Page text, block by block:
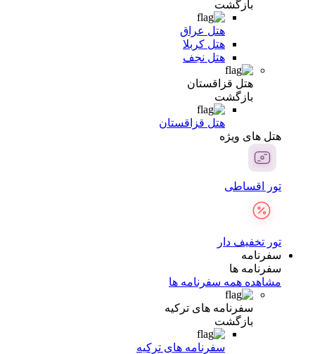
بازگشت
هتل عراق
هتل کربلا
هتل نجف
هتل قزاقستان
بازگشت
هتل قزاقستان
هتل های ویژه
تور اقساطی
تور تخفیف دار
سفرنامه
سفرنامه ها
مشاهده همه سفرنامه ها
سفرنامه های ترکیه
بازگشت
سفرنامه های ترکیه